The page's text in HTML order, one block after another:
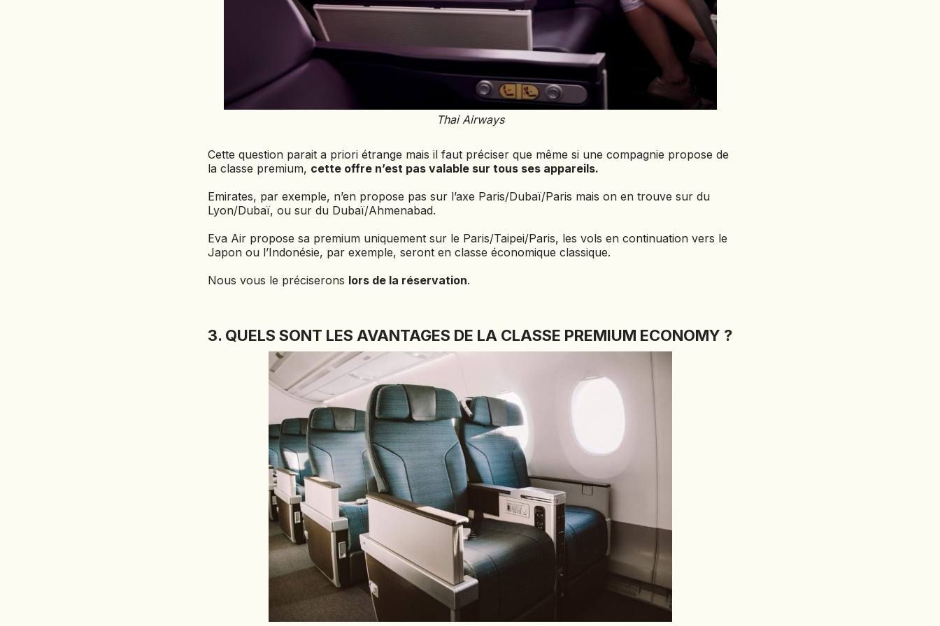
TURKMÉNISTAN
VIETNAM
Thai Airways
Cette question parait a priori étrange mais il faut préciser que même si une compagnie propose de
la classe premium, cette offre n’est pas valable sur tous ses appareils.
Emirates, par exemple, n’en propose pas sur l’axe Paris/Dubaï/Paris mais on en trouve sur du
Lyon/Dubaï, ou sur du Dubaï/Ahmenabad.
Eva Air propose sa premium uniquement sur le Paris/Taipei/Paris, les vols en continuation vers le
Japon ou l’Indonésie, par exemple, seront en classe économique classique.
Nous vous le préciserons lors de la réservation.
3. QUELS SONT LES AVANTAGES DE LA CLASSE PREMIUM ECONOMY ?